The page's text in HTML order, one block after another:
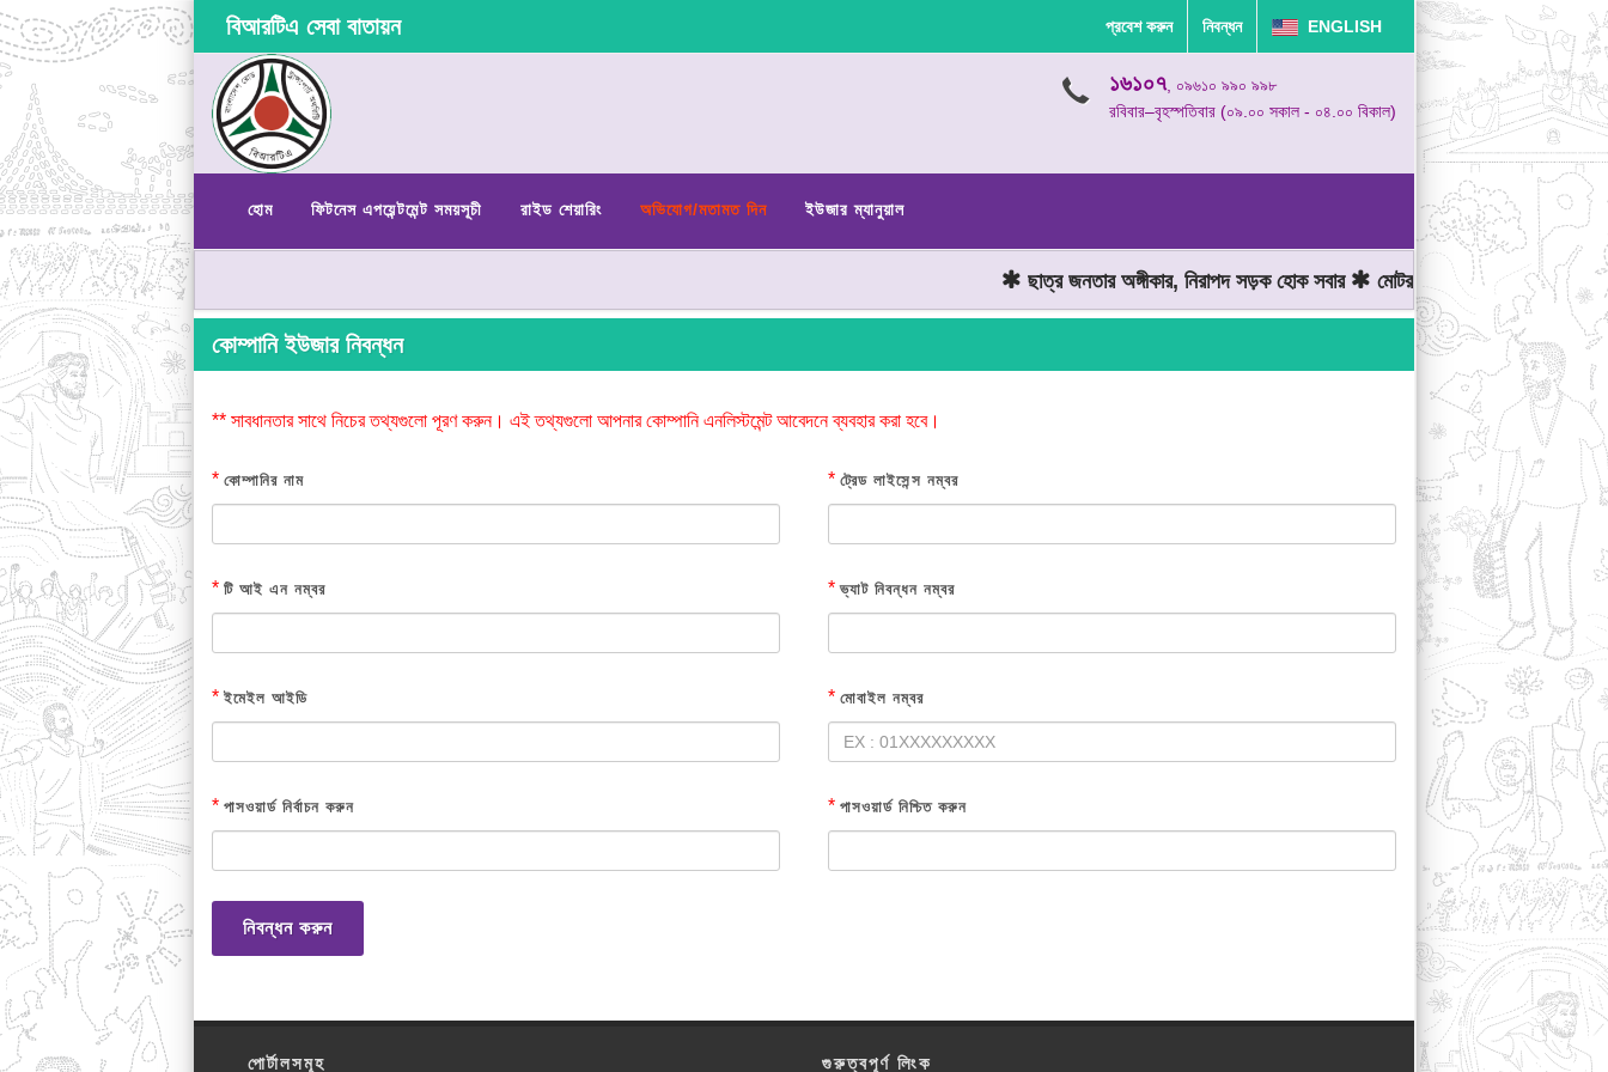
বিআরটিএ সেবা বাতায়ন প্রবেশ করুন নিবন্ধন ENGLISH
১৬১০৭, ০৯৬১০ ৯৯০ ৯৯৮
রবিবার–বৃহস্পতিবার (০৯.০০ সকাল - ০৪.০০ বিকাল)
হোম ফিটনেস এপয়েন্টমেন্ট সময়সূচী রাইড শেয়ারিং অভিযোগ/মতামত দিন ইউজার ম্যানুয়াল
ছাত্র জনতার অঙ্গীকার, নিরাপদ সড়ক হোক সবার মোটরযান চালানোর সময় গতিসীমা
কোম্পানি ইউজার নিবন্ধন
** সাবধানতার সাথে নিচের তথ্যগুলো পূরণ করুন। এই তথ্যগুলো আপনার কোম্পানি এনলিস্টমেন্ট আবেদনে ব্যবহার করা হবে।
* কোম্পানির নাম * ট্রেড লাইসেন্স নম্বর
* টি আই এন নম্বর * ভ্যাট নিবন্ধন নম্বর
* ইমেইল আইডি * মোবাইল নম্বর
* পাসওয়ার্ড নির্বাচন করুন * পাসওয়ার্ড নিশ্চিত করুন
নিবন্ধন করুন
পোর্টালসমূহ গুরুত্বপূর্ণ লিংক